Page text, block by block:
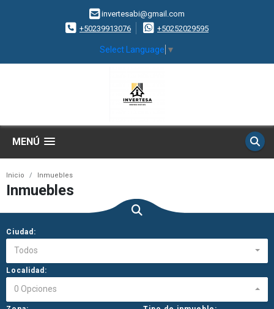
invertesabi@gmail.com
+50239913076
+50252029595
Select Language ▼
MENÚ
Inicio Inmuebles
Inmuebles
Ciudad:
Todos
Localidad:
0 Opciones